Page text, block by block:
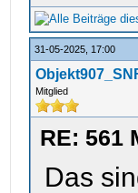
31-05-2025, 17:00
Mitglied
RE: 561
Das